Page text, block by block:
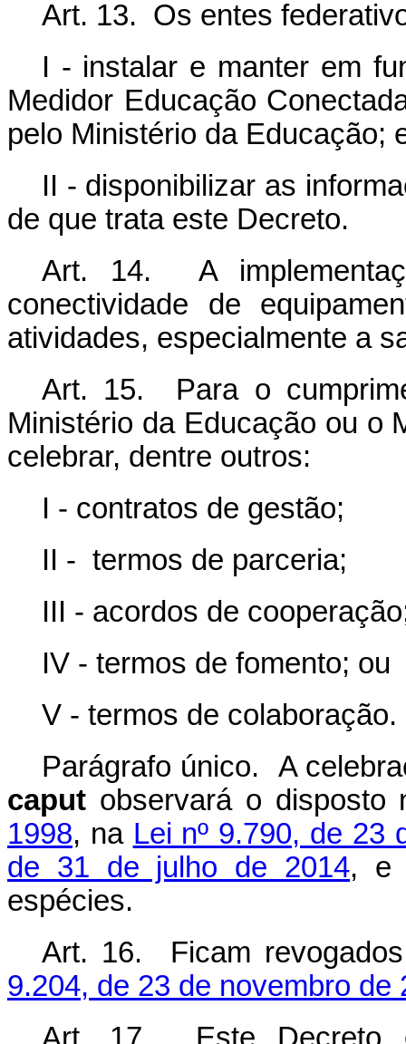
Art. 13. Os entes
I - instalar e manter em
Medidor Educação
pelo Ministério da Educação;
II - disponibilizar as
de que trata este Decreto.
Art. 14. A
conectividade de
atividades, especialmente a
Art. 15. Para o
Ministério da Educação ou o
celebrar, dentre outros:
I - contratos de gestão;
II - termos de parceria;
III - acordos de
IV - termos de fomento; ou
V - termos de colaboração.
Parágrafo único. A
caput observará o
1998, na Lei nº 9.790, de 23
de 31 de julho de 2014, e
espécies.
Art. 16. Ficam
9.204, de 23 de novembro de